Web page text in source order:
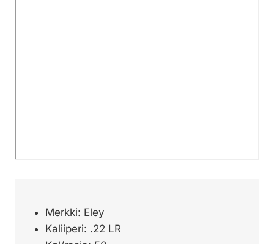
Merkki: Eley
Kaliiperi: .22 LR